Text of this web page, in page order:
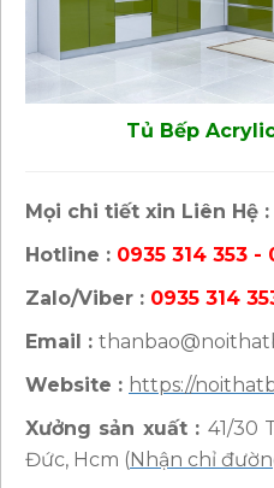
Tủ Bếp
Mọi chi tiết xin Liên Hệ :
Hotline : 0935 314 353 -
Zalo/Viber : 0935 314
Email :
Website : https://
Xưởng sản xuất : 41/30
Đức, Hcm (Nhận chỉ